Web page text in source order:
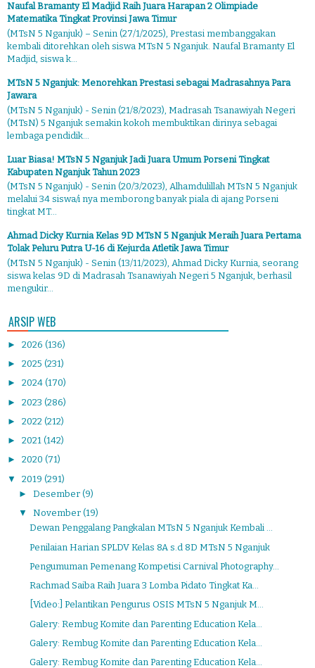
Naufal Bramanty El Madjid Raih Juara Harapan 2 Olimpiade
Matematika Tingkat Provinsi Jawa Timur
(MTsN 5 Nganjuk) – Senin (27/1/2025), Prestasi membanggakan
kembali ditorehkan oleh siswa MTsN 5 Nganjuk. Naufal Bramanty El
Madjid, siswa k...
MTsN 5 Nganjuk: Menorehkan Prestasi sebagai Madrasahnya Para
Jawara
(MTsN 5 Nganjuk) - Senin (21/8/2023), Madrasah Tsanawiyah Negeri
(MTsN) 5 Nganjuk semakin kokoh membuktikan dirinya sebagai
lembaga pendidik...
Luar Biasa! MTsN 5 Nganjuk Jadi Juara Umum Porseni Tingkat
Kabupaten Nganjuk Tahun 2023
(MTsN 5 Nganjuk) - Senin (20/3/2023), Alhamdulillah MTsN 5 Nganjuk
melalui 34 siswa/i nya memborong banyak piala di ajang Porseni
tingkat MT...
Ahmad Dicky Kurnia Kelas 9D MTsN 5 Nganjuk Meraih Juara Pertama
Tolak Peluru Putra U-16 di Kejurda Atletik Jawa Timur
(MTsN 5 Nganjuk) - Senin (13/11/2023), Ahmad Dicky Kurnia, seorang
siswa kelas 9D di Madrasah Tsanawiyah Negeri 5 Nganjuk, berhasil
mengukir...
ARSIP WEB
► 2026 (136)
► 2025 (231)
► 2024 (170)
► 2023 (286)
► 2022 (212)
► 2021 (142)
► 2020 (71)
▼ 2019 (291)
► Desember (9)
▼ November (19)
Dewan Penggalang Pangkalan MTsN 5 Nganjuk Kembali ...
Penilaian Harian SPLDV Kelas 8A s.d 8D MTsN 5 Nganjuk
Pengumuman Pemenang Kompetisi Carnival Photography...
Rachmad Saiba Raih Juara 3 Lomba Pidato Tingkat Ka...
[Video:] Pelantikan Pengurus OSIS MTsN 5 Nganjuk M...
Galery: Rembug Komite dan Parenting Education Kela...
Galery: Rembug Komite dan Parenting Education Kela...
Galery: Rembug Komite dan Parenting Education Kela...